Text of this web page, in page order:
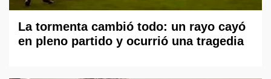
La tormenta cambió todo: un rayo cayó
en pleno partido y ocurrió una tragedia